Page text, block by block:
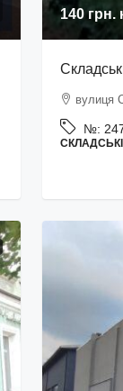
140 грн.
вулиця
№: